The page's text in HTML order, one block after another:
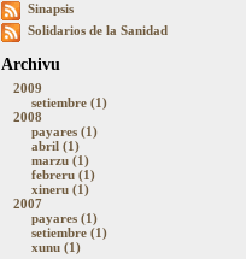
Sinapsis
Solidarios de la Sanidad
Archivu
2009
setiembre (1)
2008
payares (1)
abril (1)
marzu (1)
febreru (1)
xineru (1)
2007
payares (1)
setiembre (1)
xunu (1)